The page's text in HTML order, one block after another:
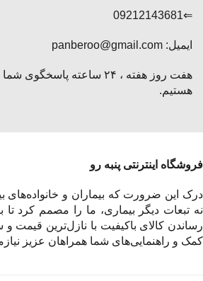
⇐09212143681
ایمیل: panberoo@gmail.com
هفت روز هفته ، ۲۴ ساعته پاسخگوی شما
هستیم.
فروشگاه اینترنتی پنبه رو
درک این ضرورت که بیماران و خانواده‌های
نه تبعات دیگر بیماری، ما را مصمم کرد
رساندن کالای باکیفیت با نازل‌ترین قیمت
کمک و راهنمایی‌های شما همراهان عزیز